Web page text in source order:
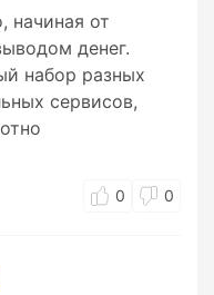
начиная от
денег.
набор разных
сервисов,
0 0